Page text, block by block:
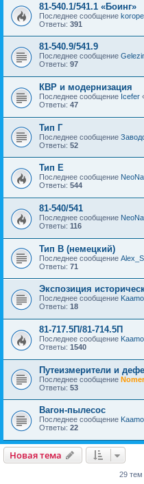
81-540.1/541.1 «Боинг»
Последнее сообщение
Ответы: 391
81-540.9/541.9
Последнее сообщение
Ответы: 97
КВР и модернизация
Последнее сообщение Icefer
Ответы: 47
Тип Г
Последнее сообщение
Ответы: 52
Тип Е
Последнее сообщение
Ответы: 544
81-540/541
Последнее сообщение
Ответы: 116
Тип В (немецкий)
Последнее сообщение
Ответы: 71
Экспозиция
Последнее сообщение
Ответы: 18
81-717.5П/81-714.5П
Последнее сообщение
Ответы: 1540
Путеизмерители и
Последнее сообщение
Ответы: 53
Вагон-пылесос
Последнее сообщение
Ответы: 22
Новая тема
29 тем